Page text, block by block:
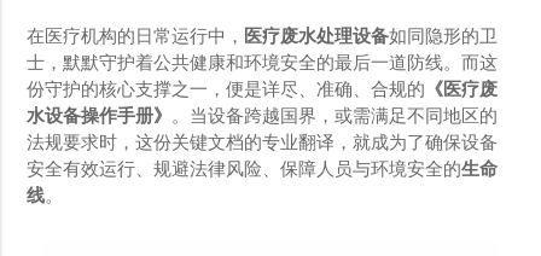
在医疗机构的日常运行中， 医疗废水处理设备如同隐形的卫
士，默默守护着公共健康和环境安全的最后一道防线。而这
份守护的核心支撑之一，便是详尽、准确、合规的 《医疗废
水设备操作手册》 。当设备跨越国界，或需满足不同地区的
法规要求时，这份关键文档的专业翻译，就成为了确保设备
安全有效运行、规避法律风险、保障人员与环境安全的生命
线。